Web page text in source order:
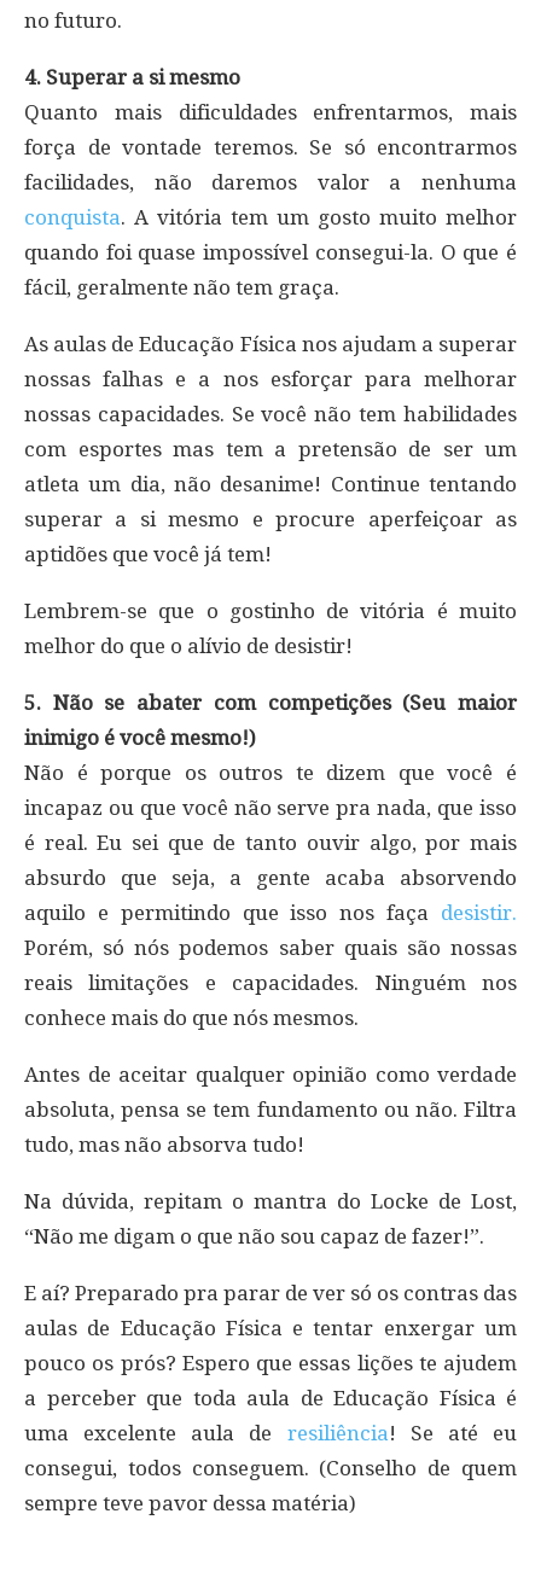
no futuro.
4. Superar a si mesmo
Quanto mais dificuldades enfrentarmos, mais
força de vontade teremos. Se só encontrarmos
facilidades, não daremos valor a nenhuma
conquista. A vitória tem um gosto muito melhor
quando foi quase impossível consegui-la. O que é
fácil, geralmente não tem graça.
As aulas de Educação Física nos ajudam a superar
nossas falhas e a nos esforçar para melhorar
nossas capacidades. Se você não tem habilidades
com esportes mas tem a pretensão de ser um
atleta um dia, não desanime! Continue tentando
superar a si mesmo e procure aperfeiçoar as
aptidões que você já tem!
Lembrem-se que o gostinho de vitória é muito
melhor do que o alívio de desistir!
5. Não se abater com competições (Seu maior
inimigo é você mesmo!)
Não é porque os outros te dizem que você é
incapaz ou que você não serve pra nada, que isso
é real. Eu sei que de tanto ouvir algo, por mais
absurdo que seja, a gente acaba absorvendo
aquilo e permitindo que isso nos faça desistir.
Porém, só nós podemos saber quais são nossas
reais limitações e capacidades. Ninguém nos
conhece mais do que nós mesmos.
Antes de aceitar qualquer opinião como verdade
absoluta, pensa se tem fundamento ou não. Filtra
tudo, mas não absorva tudo!
Na dúvida, repitam o mantra do Locke de Lost,
“Não me digam o que não sou capaz de fazer!”.
E aí? Preparado pra parar de ver só os contras das
aulas de Educação Física e tentar enxergar um
pouco os prós? Espero que essas lições te ajudem
a perceber que toda aula de Educação Física é
uma excelente aula de resiliência! Se até eu
consegui, todos conseguem. (Conselho de quem
sempre teve pavor dessa matéria)